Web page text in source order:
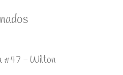
#47 - Wilton